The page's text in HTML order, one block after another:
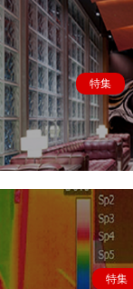
特集
特集